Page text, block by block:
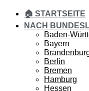
🏠 STARTSEITE
NACH
Baden-
Bayern
Berlin
Bremen
Hamburg
Hessen